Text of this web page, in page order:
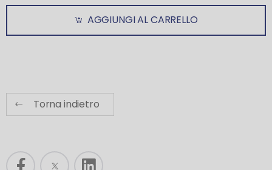
AGGIUNGI AL CARRELLO
Torna indietro